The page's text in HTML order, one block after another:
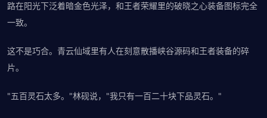
路在阳光下泛着暗金色光泽，和王者荣耀里的破晓之心装备图标完全
一致。
这不是巧合。青云仙域里有人在刻意散播峡谷源码和王者装备的碎
片。
"五百灵石太多。"林砚说，"我只有一百二十块下品灵石。"